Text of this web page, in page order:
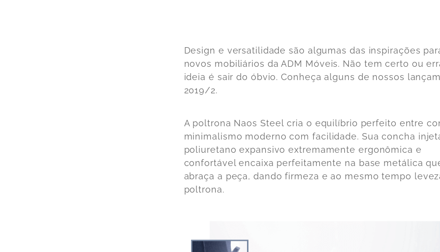
Design e versatilidade são algumas das inspirações
novos mobiliários da ADM Móveis. Não tem certo ou
ideia é sair do óbvio. Conheça alguns de nossos
2019/2.
A poltrona Naos Steel cria o equilíbrio perfeito entre
minimalismo moderno com facilidade. Sua concha
poliuretano expansivo extremamente ergonômica e
confortável encaixa perfeitamente na base metálica
abraça a peça, dando firmeza e ao mesmo tempo
poltrona.